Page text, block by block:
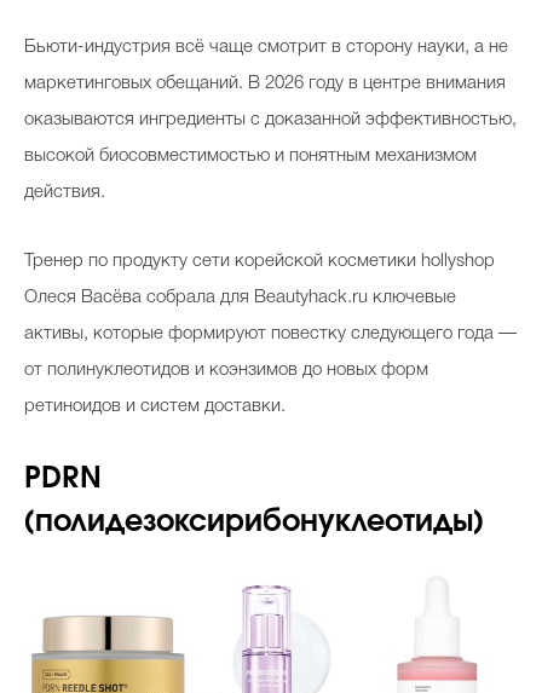
Снимает и тестирует редакция
Косметичка профи
Папа может
Бьютихакер / Мама-хакер
Выбор косметолога
Полиция красоты
Бьюти-индустрия всё чаще смотрит в сторону науки, а не
маркетинговых обещаний. В 2026 году в центре внимания
оказываются ингредиенты с доказанной эффективностью,
высокой биосовместимостью и понятным механизмом
действия.
Тренер по продукту сети корейской косметики hollyshop
Олеся Васёва собрала для Beautyhack.ru ключевые
активы, которые формируют повестку следующего года —
от полинуклеотидов и коэнзимов до новых форм
ретиноидов и систем доставки.
PDRN
(полидезоксирибонуклеотиды)